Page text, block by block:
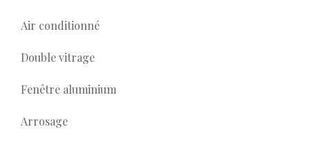
Air conditionné
Double vitrage
Fenêtre aluminium
Arrosage